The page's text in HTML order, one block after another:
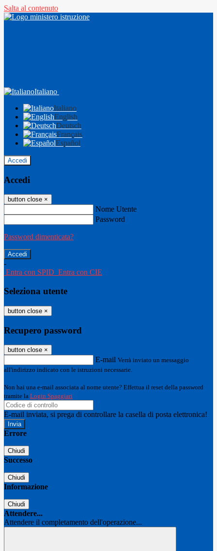
Salta al contenuto
Italiano
Italiano
English
Deutsch
Français
Español
Accedi
Accedi
button close ×
Nome Utente
Password
Password dimenticata?
-
Entra con SPID Entra con CIE
Seleziona utente
button close ×
Recupero password
button close ×
E-mail Verrà inviato un messaggio
all'indirizzo indicato con le istruzioni necessarie.
Non hai una e-mail associata al nome utente? Effettua il reset della password
tramite la Login Spaggiari
E-mail inviata, si prega di controllare la casella di posta elettronica!
Errore
Chiudi
Successo
Chiudi
Informazione
Chiudi
Attendere...
Attendere il completamento dell'operazione...